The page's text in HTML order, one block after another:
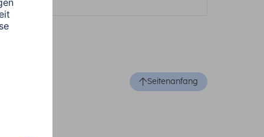
Seitenanfang